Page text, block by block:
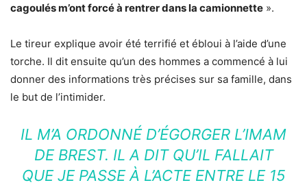
cagoulés m’ont forcé à rentrer dans la camionnette ».
Le tireur explique avoir été terrifié et ébloui à l’aide d’une
torche. Il dit ensuite qu’un des hommes a commencé à lui
donner des informations très précises sur sa famille, dans
le but de l’intimider.
IL M’A ORDONNÉ D’ÉGORGER L’IMAM
DE BREST. IL A DIT QU’IL FALLAIT
QUE JE PASSE À L’ACTE ENTRE LE 15